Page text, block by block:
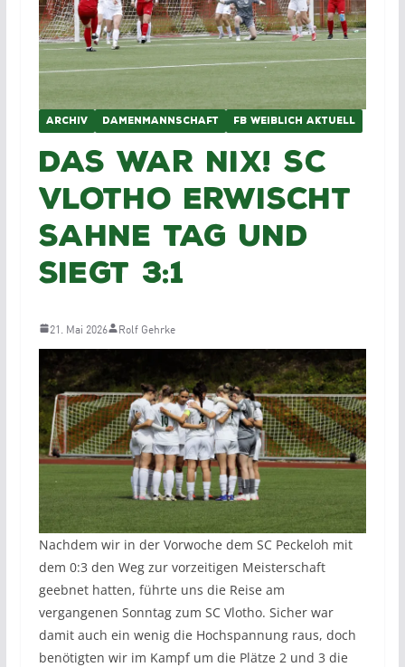
ARCHIV DAMENMANNSCHAFT FB WEIBLICH AKTUELL
Das war nix! SC
Vlotho erwischt
Sahne Tag und
siegt 3:1
21. Mai 2026 Rolf Gehrke
Nachdem wir in der Vorwoche dem SC Peckeloh mit
dem 0:3 den Weg zur vorzeitigen Meisterschaft
geebnet hatten, führte uns die Reise am
vergangenen Sonntag zum SC Vlotho. Sicher war
damit auch ein wenig die Hochspannung raus, doch
benötigten wir im Kampf um die Plätze 2 und 3 die